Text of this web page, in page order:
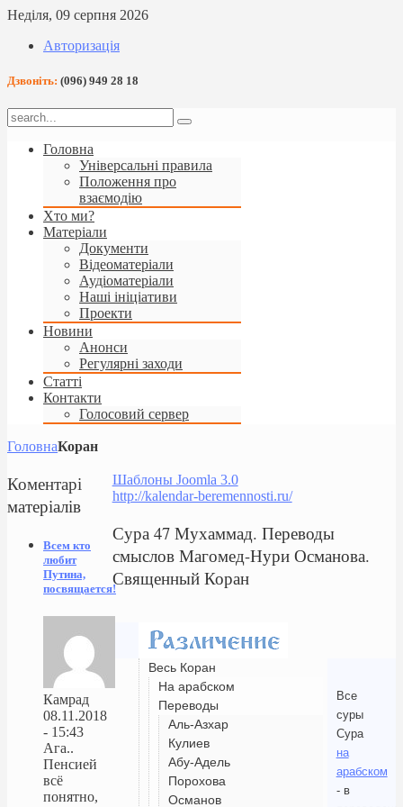
Неділя, 09 серпня 2026
Авторизація
Дзвоніть: (096) 949 28 18
Головна
Універсальні правила
Положення про
взаємодію
Хто ми?
Матеріали
Документи
Відеоматеріали
Аудіоматеріали
Наші ініціативи
Проекти
Новини
Анонси
Регулярні заходи
Статті
Контакти
Голосовий сервер
ГоловнаКоран
Шаблоны Joomla 3.0
http://kalendar-beremennosti.ru/
Сура 47 Мухаммад. Переводы
смыслов Магомед-Нури Османова.
Священный Коран
Весь Коран
На арабском
Переводы
Аль-Азхар
Кулиев
Абу-Адель
Порохова
Османов
Все
суры
Сура
на
арабском
- в
Коментарі
матеріалів
Всем кто
любит
Путина,
посвящается!
Камрад
08.11.2018
- 15:43
Ага..
Пенсией
всё
понятно,